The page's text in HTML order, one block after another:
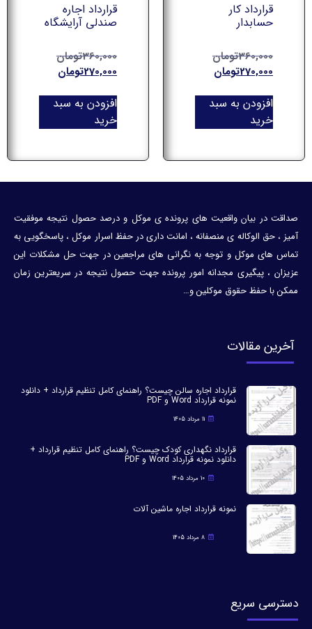
قرارداد کار
حسابدار
360,000تومان
270,000تومان
افزودن به سبد
خرید
قرارداد اجاره
صندلی آرایشگاه
360,000تومان
270,000تومان
افزودن به سبد
خرید
صداقت در بیان واقعیت های پرونده ی موکل و درصد حصول نتیجه موفقیت
آمیز ، حق الوکاله ی منصفانه ، امانت داری در حفظ اسرار موکل ، پاسخگویی به
تماس های موکل و توجه به نگرانی های مراجعین در جهت حل مشکلات این
عزیزان ، پیگیری مجدانه امور پرونده جهت حصول نتیجه در سریعترین زمان
ممکن با حفظ حقوق موکلین و…
آخرین مقالات
قرارداد اجاره سالن چیست؟ راهنمای کامل تنظیم قرارداد + دانلود
نمونه قرارداد Word و PDF
11 مرداد 1405
قرارداد نگهداری کودک چیست؟ راهنمای کامل تنظیم قرارداد +
دانلود نمونه قرارداد Word و PDF
10 مرداد 1405
نمونه قرارداد اجاره ماشین آلات
8 مرداد 1405
دسترسی سریع